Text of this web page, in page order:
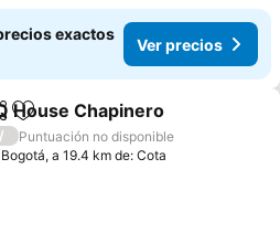
exactos
Ver precios
Agregar a favoritos
House Chapinero
/
Puntuación no disponible
Bogotá, a 19.4 km de: Cota